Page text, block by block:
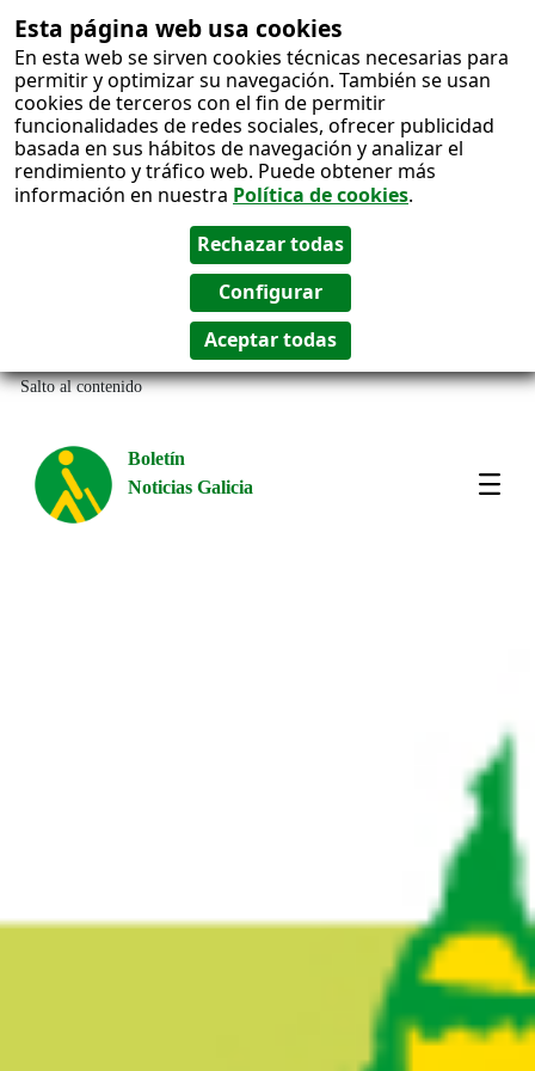
Esta página web usa cookies
En esta web se sirven cookies técnicas necesarias para
permitir y optimizar su navegación. También se usan
cookies de terceros con el fin de permitir
funcionalidades de redes sociales, ofrecer publicidad
basada en sus hábitos de navegación y analizar el
rendimiento y tráfico web. Puede obtener más
información en nuestra Política de cookies.
Salto al contenido
Boletín
Noticias Galicia